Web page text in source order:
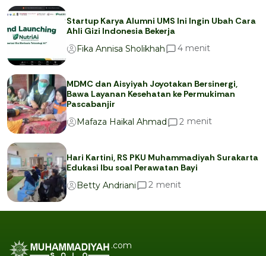
Startup Karya Alumni UMS Ini Ingin Ubah Cara
Ahli Gizi Indonesia Bekerja
Fika Annisa Sholikhah
4 menit
MDMC dan Aisyiyah Joyotakan Bersinergi,
Bawa Layanan Kesehatan ke Permukiman
Pascabanjir
Mafaza Haikal Ahmad
2 menit
Hari Kartini, RS PKU Muhammadiyah Surakarta
Edukasi Ibu soal Perawatan Bayi
Betty Andriani
2 menit
.com